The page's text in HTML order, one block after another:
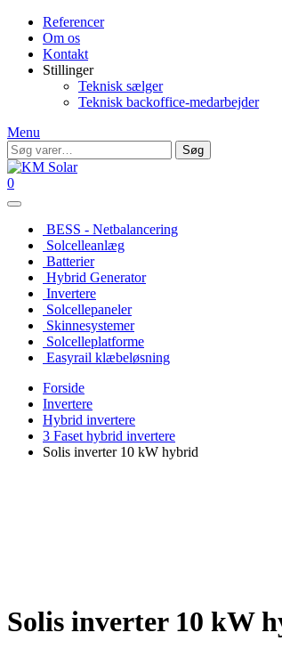
Referencer
Om os
Kontakt
Stillinger
Teknisk sælger
Teknisk backoffice-medarbejder
Menu
Søg
efter:
Søg
0
BESS - Netbalancering
Solcelleanlæg
Batterier
Hybrid Generator
Invertere
Solcellepaneler
Skinnesystemer
Solcelleplatforme
Easyrail klæbeløsning
Forside
Invertere
Hybrid invertere
3 Faset hybrid invertere
Solis inverter 10 kW hybrid
Solis inverter 10 kW